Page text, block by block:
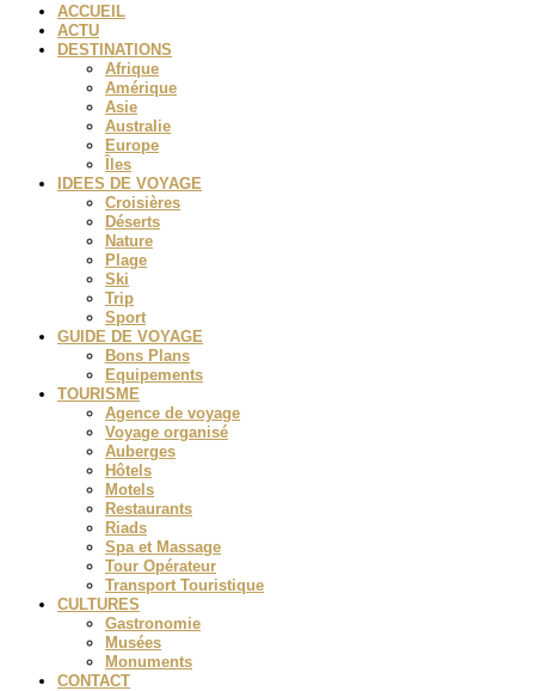
ACCUEIL
ACTU
DESTINATIONS
Afrique
Amérique
Asie
Australie
Europe
Îles
IDEES DE VOYAGE
Croisières
Déserts
Nature
Plage
Ski
Trip
Sport
GUIDE DE VOYAGE
Bons Plans
Equipements
TOURISME
Agence de voyage
Voyage organisé
Auberges
Hôtels
Motels
Restaurants
Riads
Spa et Massage
Tour Opérateur
Transport Touristique
CULTURES
Gastronomie
Musées
Monuments
CONTACT